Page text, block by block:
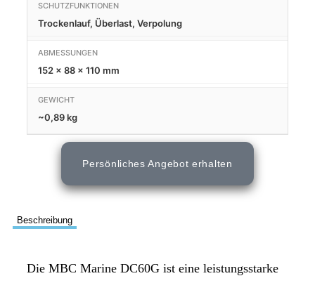
SCHUTZFUNKTIONEN
Trockenlauf, Überlast, Verpolung
ABMESSUNGEN
152 × 88 × 110 mm
GEWICHT
~0,89 kg
Persönliches Angebot erhalten
Beschreibung
Die MBC Marine DC60G ist eine leistungsstarke